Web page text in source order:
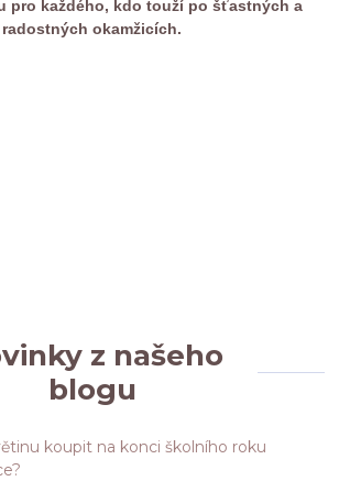
pro každého, kdo touží po šťastných a
radostných okamžicích.
z našeho
blogu